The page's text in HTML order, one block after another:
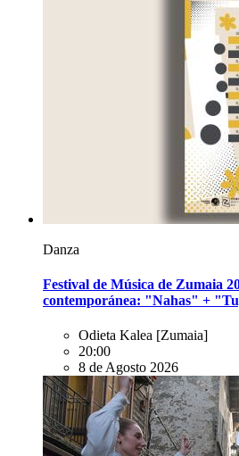
Danza
Festival de Música de Zumaia
contemporánea: "Nahas" +
Odieta Kalea [Zumaia]
20:00
8 de Agosto 2026